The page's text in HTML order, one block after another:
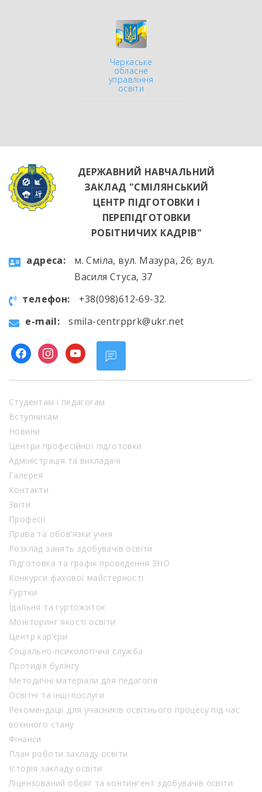
Черкаське
обласне
управління
освіти
ДЕРЖАВНИЙ НАВЧАЛЬНИЙ
ЗАКЛАД "СМІЛЯНСЬКИЙ
ЦЕНТР ПІДГОТОВКИ І
ПЕРЕПІДГОТОВКИ
РОБІТНИЧИХ КАДРІВ"
aдресa:
м. Сміла, вул. Мазура, 26; вул.
Василя Стуса, 37
телефон:
+38(098)612-69-32.
e-mail:
smila-centrpprk@ukr.net
facebookinstagram
youtube
Студентам і педагогам
Вступникам
Новини
Центри професійної підготовки
Адміністрація та викладачі
Галерея
Контакти
Звіти
Професії
Права та обов’язки учня
Розклад занять здобувачів освіти
Підготовка та графік проведення ЗНО
Конкурси фахової майстерності
Гуртки
Їдальня та гуртожиток
Моніторинг якості освіти
Центр кар’єри
Соціально-психологічна служба
Протидія булінгу
Методичні матеріали для педагогів
Освітні та інші послуги
Рекомендації для учасників освітнього процесу під час
воєнного стану
Фінанси
План роботи закладу освіти
Історія закладу освіти
Ліцензований обсяг та контингент здобувачів освіти